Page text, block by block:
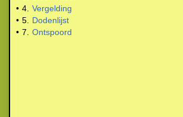
• 4. Vergelding
• 5.
Dodenlijst
• 7. Ontspoord